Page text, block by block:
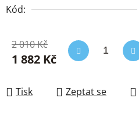
Kód:
2 010 Kč
1 882 Kč
Tisk Zeptat se